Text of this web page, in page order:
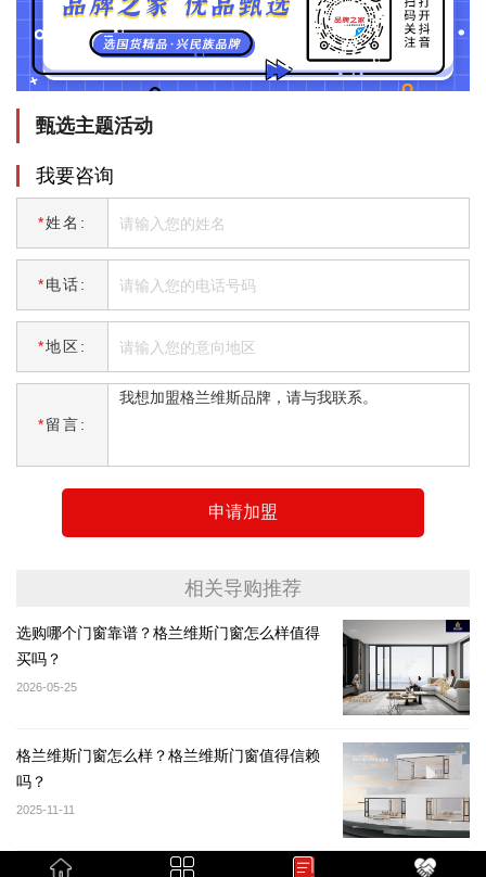
甄选主题活动
我要咨询
*姓名:
*电话:
*地区:
*留言:
申请加盟
相关导购推荐
选购哪个门窗靠谱？格兰维斯门窗怎么样值得
买吗？
2026-05-25
格兰维斯门窗怎么样？格兰维斯门窗值得信赖
吗？
2025-11-11